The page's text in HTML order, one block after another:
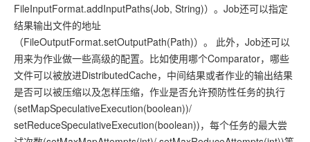
FileInputFormat.addInputPaths(Job, String)）。Job还可以指定
结果输出文件的地址
（FileOutputFormat.setOutputPath(Path)）。 此外，Job还可以
用来为作业做一些高级的配置。比如使用哪个Comparator，哪些
文件可以被放进DistributedCache，中间结果或者作业的输出结果
是否可以被压缩以及怎样压缩，作业是否允许预防性任务的执行
(setMapSpeculativeExecution(boolean))/
setReduceSpeculativeExecution(boolean))，每个任务的最大尝